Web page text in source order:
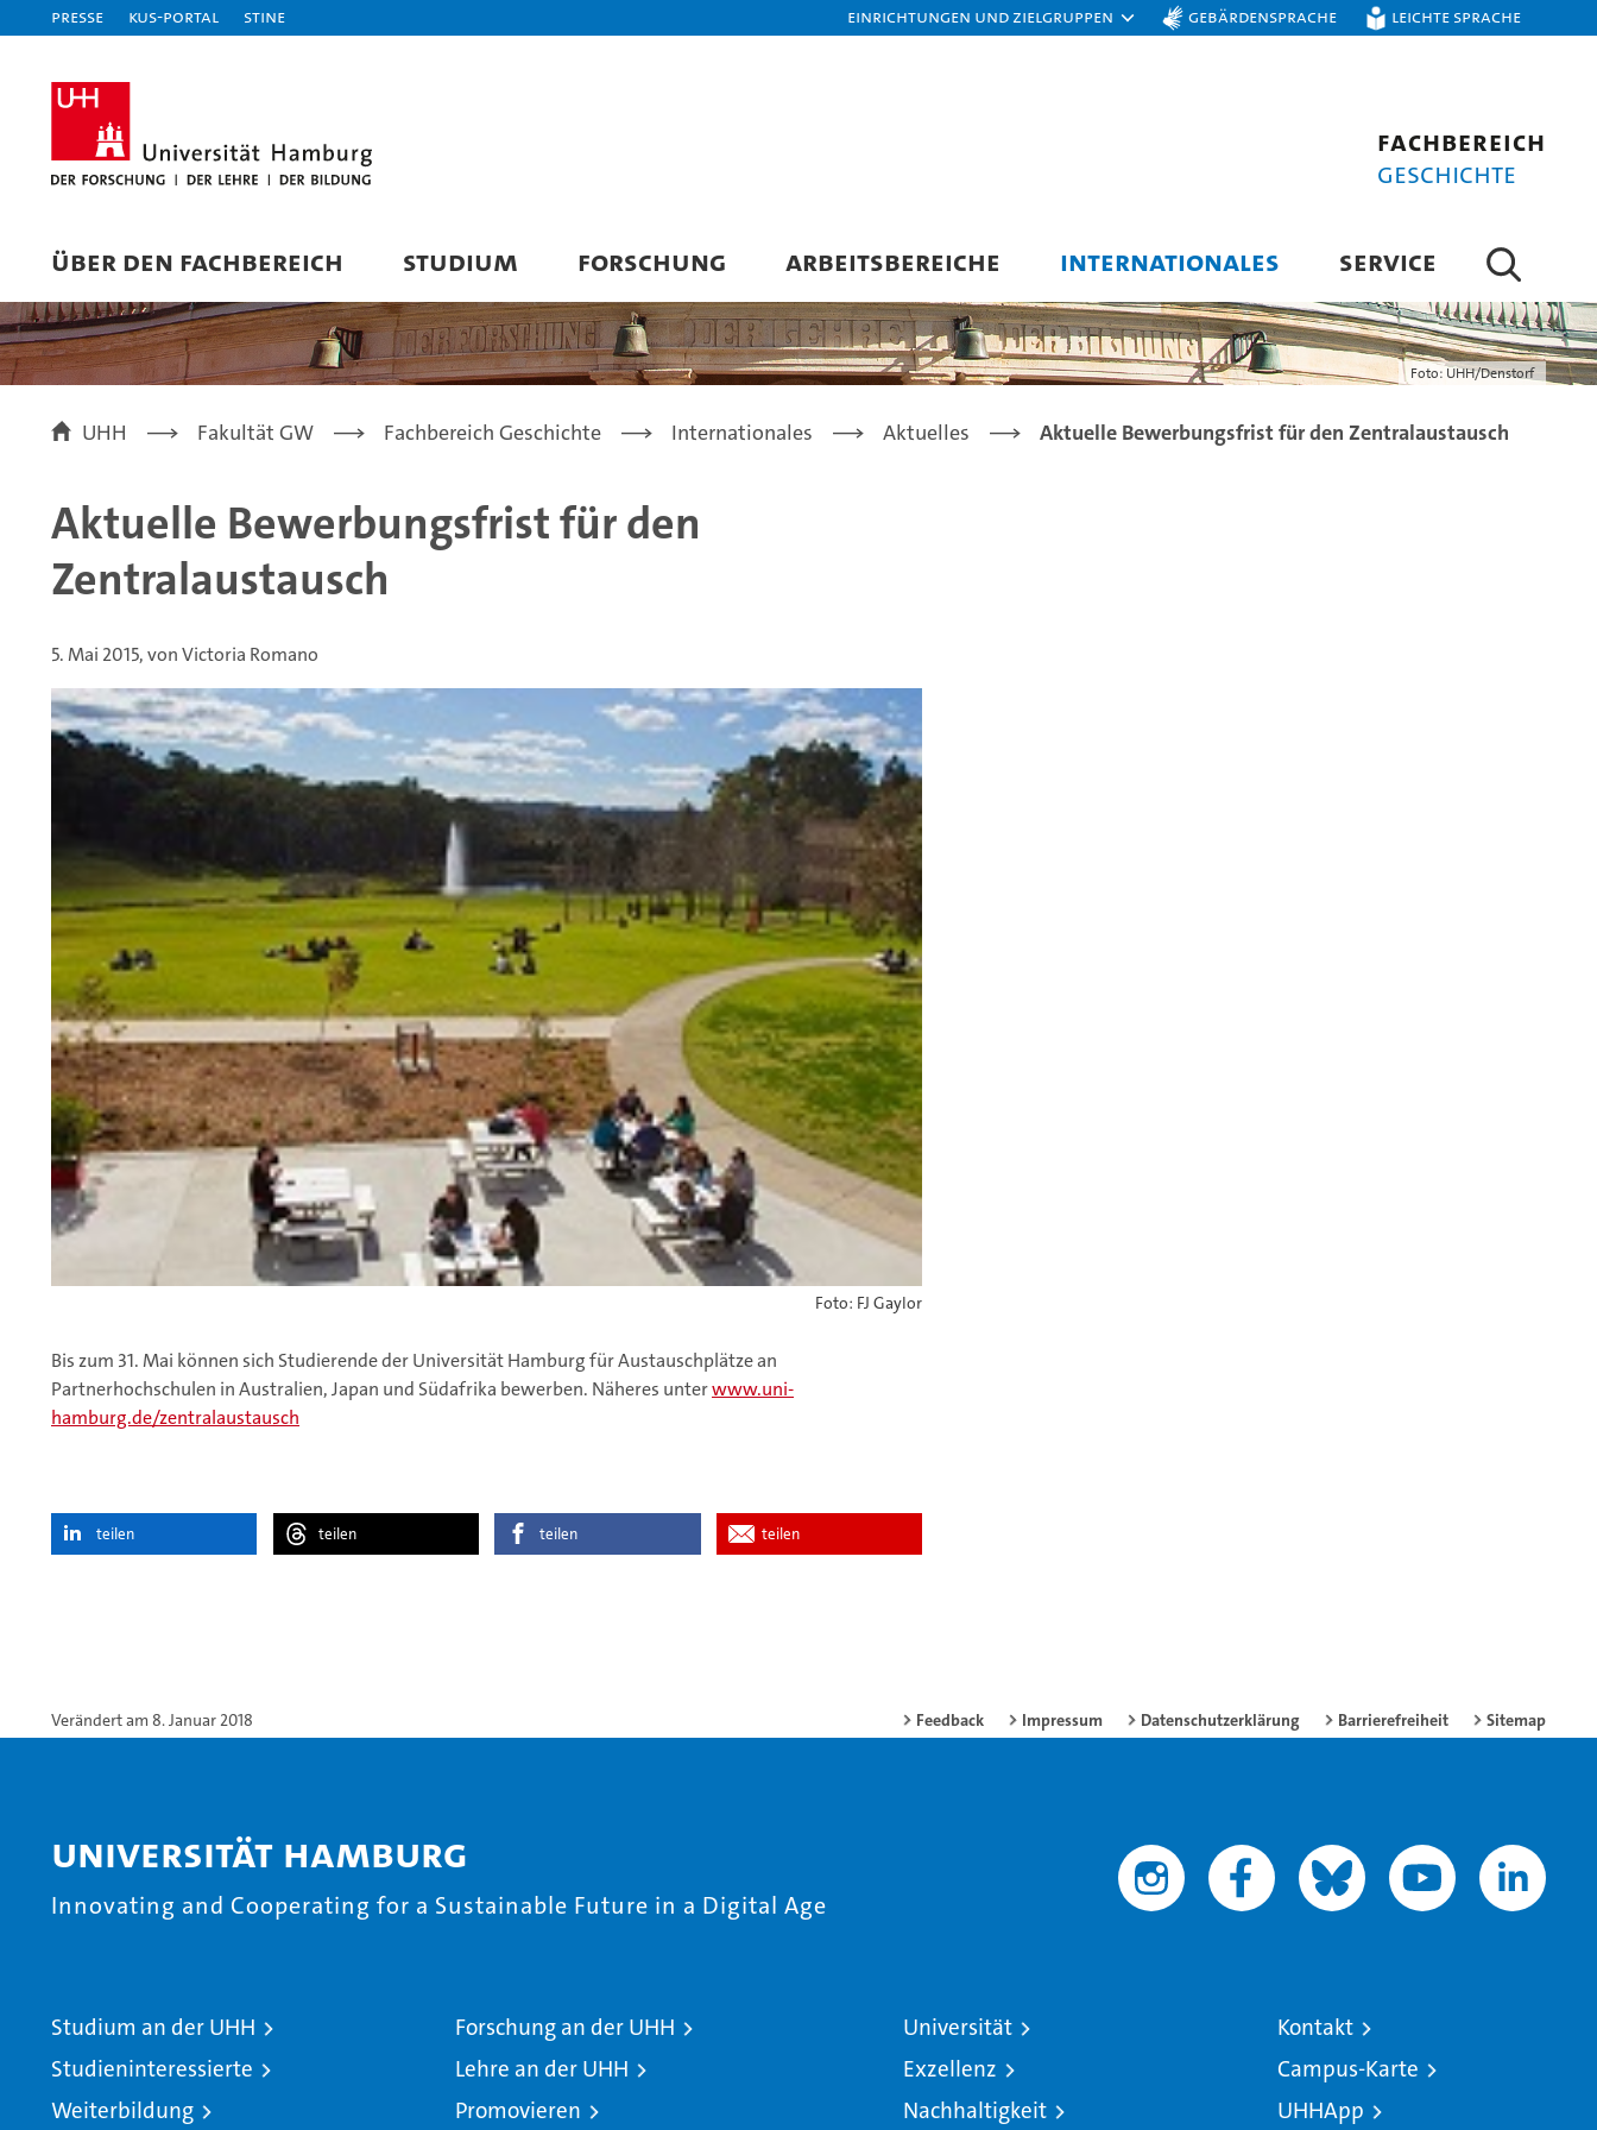
Presse KUS-Portal STiNE Einrichtungen und Zielgruppen Gebärdensprache Leichte Sprache
Fachbereich
Geschichte
ÜBER DEN FACHBEREICH STUDIUM FORSCHUNG ARBEITSBEREICHE INTERNATIONALES SERVICE
Foto: UHH/Denstorf
UHH Fakultät GW Fachbereich Geschichte Internationales Aktuelles Aktuelle Bewerbungsfrist für den Zentralaustausch
Aktuelle Bewerbungsfrist für den
Zentralaustausch
5. Mai 2015, von Victoria Romano
Foto: FJ Gaylor
Bis zum 31. Mai können sich Studierende der Universität Hamburg für Austauschplätze an
Partnerhochschulen in Australien, Japan und Südafrika bewerben. Näheres unterwww.uni-
hamburg.de/zentralaustausch
teilen teilen teilen teilen
Verändert am 8. Januar 2018 Feedback Impressum Datenschutzerklärung Barrierefreiheit Sitemap
Universität Hamburg
Innovating and Cooperating for a Sustainable Future in a Digital Age
Studium an der UHH
Studieninteressierte
Weiterbildung
Forschung an der UHH
Lehre an der UHH
Promovieren
Universität
Exzellenz
Nachhaltigkeit
Kontakt
Campus-Karte
UHHApp